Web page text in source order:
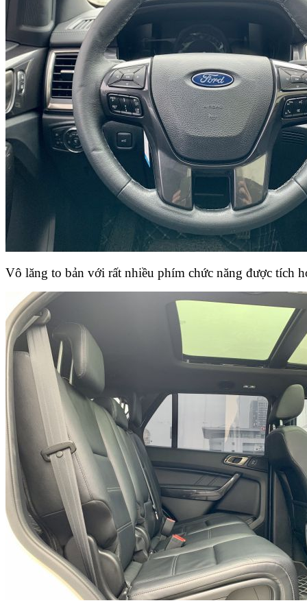
Vô lăng to bản với rất nhiều phím chức năng được tích